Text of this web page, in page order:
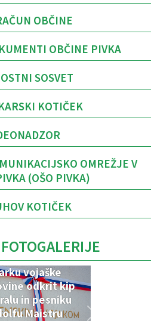
OBČINE
OBČINE PIVKA
SOSVET
KOTIČEK
OMREŽJE V
(OŠO PIVKA)
KOTIČEK
vojaške
odkrit kip
in pesniku
Maistru